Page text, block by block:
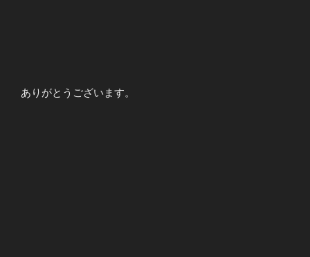
ありがとうございます。